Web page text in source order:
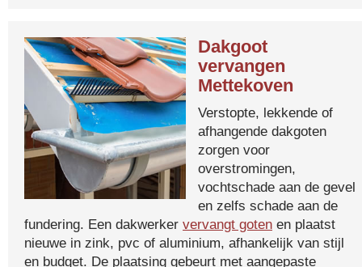
Dakgoot
vervangen
Mettekoven
Verstopte, lekkende of
afhangende dakgoten
zorgen voor
overstromingen,
vochtschade aan de gevel
en zelfs schade aan de
fundering. Een dakwerker vervangt goten en plaatst
nieuwe in zink, pvc of aluminium, afhankelijk van stijl
en budget. De plaatsing gebeurt met aangepaste